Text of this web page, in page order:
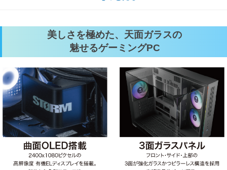
美しさを極めた、天面ガラスの
魅せるゲーミングPC